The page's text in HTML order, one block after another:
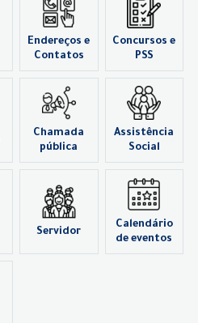
Endereços e
Contatos
Concursos e
PSS
Chamada
pública
Assistência
Social
Servidor
Calendário
de eventos